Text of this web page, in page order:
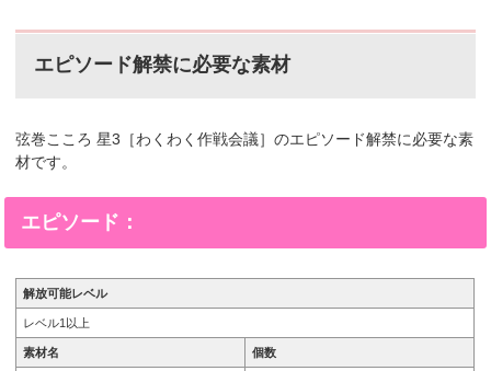
エピソード解禁に必要な素材
弦巻こころ 星3［わくわく作戦会議］のエピソード解禁に必要な素
材です。
エピソード：
解放可能レベル
レベル1以上
素材名 個数